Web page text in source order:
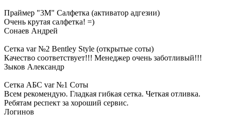
Праймер "3М" Салфетка (активатор адгезии)
Очень крутая салфетка! =)
Сонаев Андрей
Сетка var №2 Bentley Style (открытые соты)
Качество соответствует!!! Менеджер очень заботливый!!!
Зыков Александр
Сетка АБС var №1 Соты
Всем рекомендую. Гладкая гибкая сетка. Четкая отливка.
Ребятам респект за хороший сервис.
Логинов